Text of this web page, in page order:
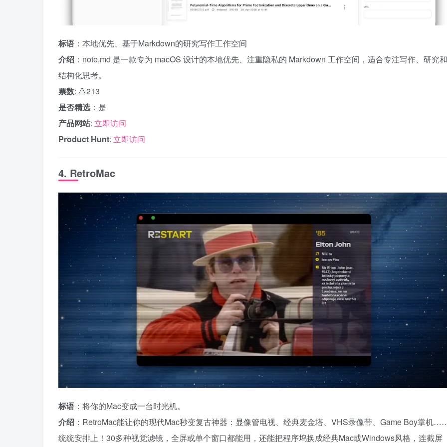
标语 ：本地优先、基于Markdown的研究写作工作空间
介绍 ：note.md 是一款专为 macOS 设计的本地优先、注重隐私的 Markdown 工作空间，适合专注写作、研究和
结构化思考。
票数: 🔺213
是否精选：是
产品网站: 立即访问
Product Hunt: 立即访问
4. RetroMac
标语 ：将你的Mac变成一台时光机。
介绍 ：RetroMac能让你的现代Mac秒变复古神器：显像管电视、经典麦金塔、VHS录像带、Game Boy掌机
统统安排上！30多种视觉滤镜，全屏或单个窗口都能用，还能把程序坞换成经典Mac或Windows风格，连截屏